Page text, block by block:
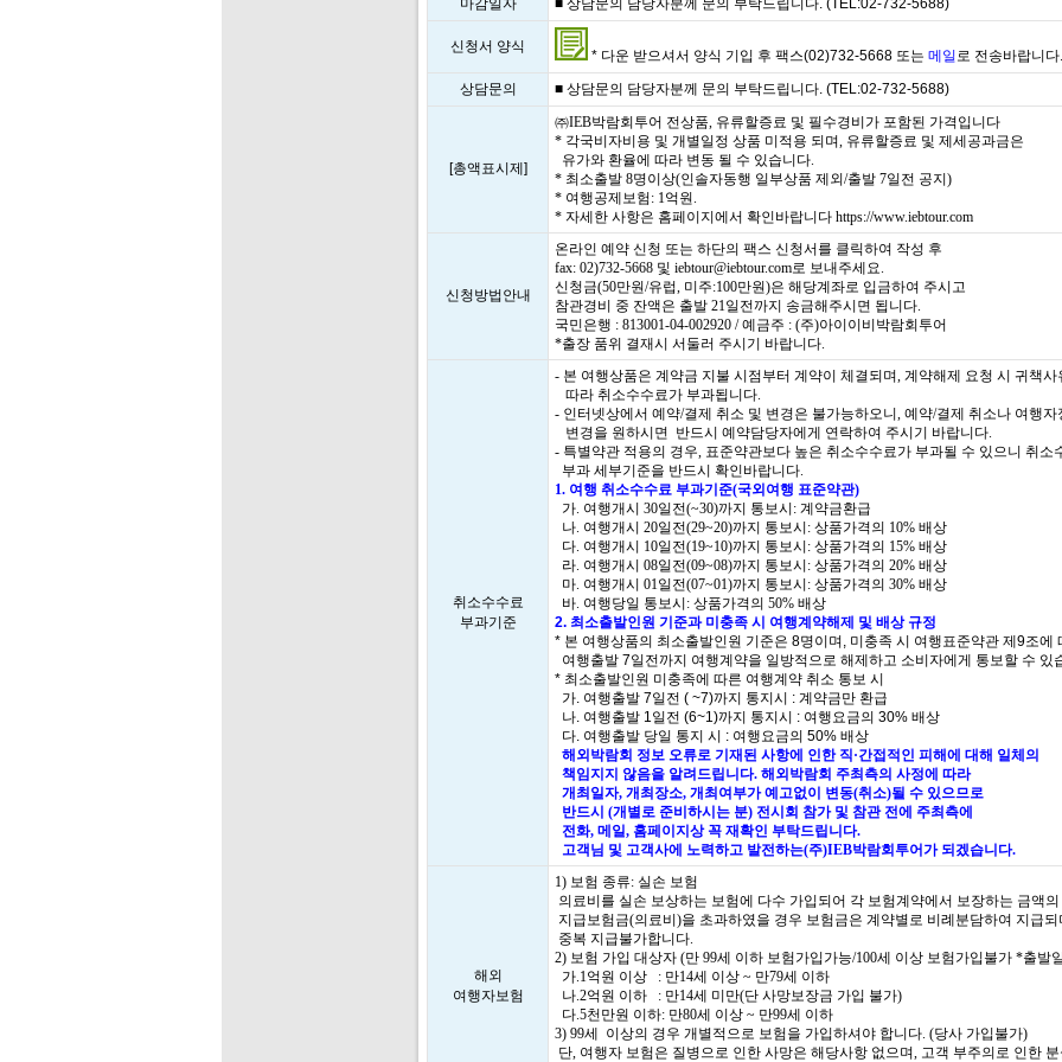
마감일자
■ 상담문의 담당자분께 문의 부탁드립니다. (TEL:02-732-5688)
신청서 양식
* 다운 받으셔서 양식 기입 후 팩스(02)732-5668 또는 메일 로 전송바랍니다.
상담문의
■ 상담문의 담당자분께 문의 부탁드립니다. (TEL:02-732-5688)
[총액표시제]
㈜IEB박람회투어 전상품, 유류할증료 및 필수경비가 포함된 가격입니다
* 각국비자비용 및 개별일정 상품 미적용 되며, 유류할증료 및 제세공과금은
유가와 환율에 따라 변동 될 수 있습니다.
* 최소출발 8명이상(인솔자동행 일부상품 제외/출발 7일전 공지)
* 여행공제보험: 1억원.
* 자세한 사항은 홈페이지에서 확인바랍니다 https://www.iebtour.com
신청방법안내
온라인 예약 신청 또는 하단의 팩스 신청서를 클릭하여 작성 후
fax: 02)732-5668 및 iebtour@iebtour.com로 보내주세요.
신청금(50만원/유럽, 미주:100만원)은 해당계좌로 입금하여 주시고
참관경비 중 잔액은 출발 21일전까지 송금해주시면 됩니다.
국민은행 : 813001-04-002920 / 예금주 : (주)아이이비박람회투어
*출장 품위 결재시 서둘러 주시기 바랍니다.
취소수수료
부과기준
- 본 여행상품은 계약금 지불 시점부터 계약이 체결되며, 계약해제 요청 시 귀책사
따라 취소수수료가 부과됩니다.
- 인터넷상에서 예약/결제 취소 및 변경은 불가능하오니, 예약/결제 취소나 여행자
변경을 원하시면 반드시 예약담당자에게 연락하여 주시기 바랍니다.
- 특별약관 적용의 경우, 표준약관보다 높은 취소수수료가 부과될 수 있으니 취소
부과 세부기준을 반드시 확인바랍니다.
1. 여행 취소수수료 부과기준(국외여행 표준약관)
가. 여행개시 30일전(~30)까지 통보시: 계약금환급
나. 여행개시 20일전(29~20)까지 통보시: 상품가격의 10% 배상
다. 여행개시 10일전(19~10)까지 통보시: 상품가격의 15% 배상
라. 여행개시 08일전(09~08)까지 통보시: 상품가격의 20% 배상
마. 여행개시 01일전(07~01)까지 통보시: 상품가격의 30% 배상
바. 여행당일 통보시: 상품가격의 50% 배상
2. 최소출발인원 기준과 미충족 시 여행계약해제 및 배상 규정
* 본 여행상품의 최소출발인원 기준은 8명이며, 미충족 시 여행표준약관 제9조에
여행출발 7일전까지 여행계약을 일방적으로 해제하고 소비자에게 통보할 수 있
* 최소출발인원 미충족에 따른 여행계약 취소 통보 시
가. 여행출발 7일전 ( ~7)까지 통지시 : 계약금만 환급
나. 여행출발 1일전 (6~1)까지 통지시 : 여행요금의 30% 배상
다. 여행출발 당일 통지 시 : 여행요금의 50% 배상
해외박람회 정보 오류로 기재된 사항에 인한 직·간접적인 피해에 대해 일체의
책임지지 않음을 알려드립니다. 해외박람회 주최측의 사정에 따라
개최일자, 개최장소, 개최여부가 예고없이 변동(취소)될 수 있으므로
반드시 (개별로 준비하시는 분) 전시회 참가 및 참관 전에 주최측에
전화, 메일, 홈페이지상 꼭 재확인 부탁드립니다.
고객님 및 고객사에 노력하고 발전하는(주)IEB박람회투어가 되겠습니다.
해외
여행자보험
1) 보험 종류: 실손 보험
의료비를 실손 보상하는 보험에 다수 가입되어 각 보험계약에서 보장하는 금액
지급보험금(의료비)을 초과하였을 경우 보험금은 계약별로 비례분담하여 지급되
중복 지급불가합니다.
2) 보험 가입 대상자 (만 99세 이하 보험가입가능/100세 이상 보험가입불가 *출발
가.1억원 이상 : 만14세 이상 ~ 만79세 이하
나.2억원 이하 : 만14세 미만(단 사망보장금 가입 불가)
다.5천만원 이하: 만80세 이상 ~ 만99세 이하
3) 99세 이상의 경우 개별적으로 보험을 가입하셔야 합니다. (당사 가입불가)
단, 여행자 보험은 질병으로 인한 사망은 해당사항 없으며, 고객 부주의로 인한